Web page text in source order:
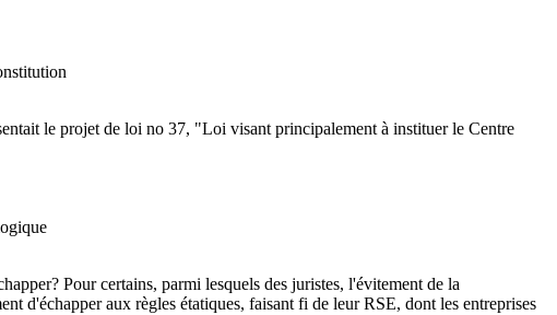
le projet de loi no 37, "Loi visant principalement à instituer le Centre
Pour certains, parmi lesquels des juristes, l'évitement de la
d'échapper aux règles étatiques, faisant fi de leur RSE, dont les entreprises